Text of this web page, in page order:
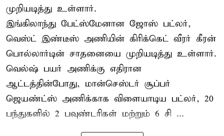
முறியடித்து உள்ளார்.
இங்கிலாந்து பேட்ஸ்மேனான ஜோஸ் பட்லர்,
வெஸ்ட் இண்டீஸ் அணியின் கிரிக்கெட் வீரர் கீரன்
பொல்லார்டின் சாதனையை முறியடித்து உள்ளார்.
வெல்ஷ் பயர் அணிக்கு எதிரான
ஆட்டத்தின்போது, மான்செஸ்டர் சூப்பர்
ஜெயண்ட்ஸ் அணிக்காக விளையாடிய பட்லர், 20
பந்துகளில் 2 பவுண்டரிகள் மற்றும் 6 சி ...